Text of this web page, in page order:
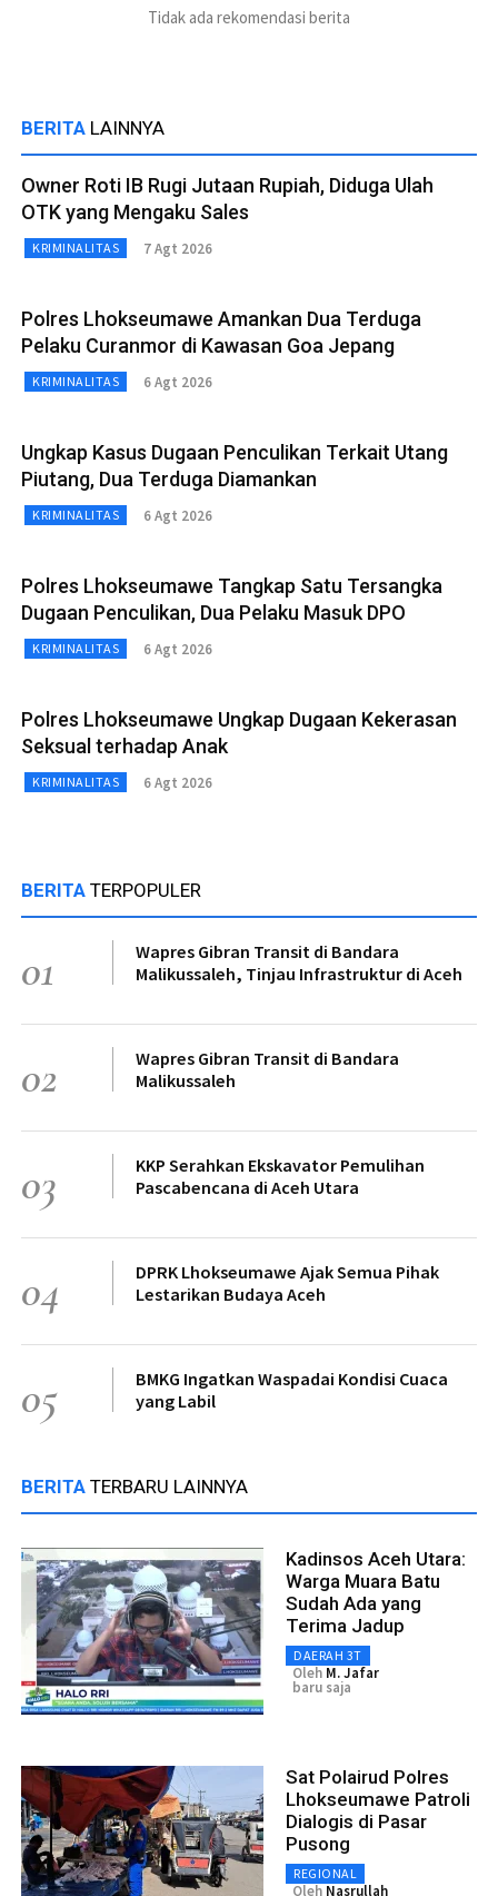
Tidak ada rekomendasi berita
BERITA LAINNYA
Owner Roti IB Rugi Jutaan Rupiah, Diduga Ulah
OTK yang Mengaku Sales
KRIMINALITAS 7 Agt 2026
Polres Lhokseumawe Amankan Dua Terduga
Pelaku Curanmor di Kawasan Goa Jepang
KRIMINALITAS 6 Agt 2026
Ungkap Kasus Dugaan Penculikan Terkait Utang
Piutang, Dua Terduga Diamankan
KRIMINALITAS 6 Agt 2026
Polres Lhokseumawe Tangkap Satu Tersangka
Dugaan Penculikan, Dua Pelaku Masuk DPO
KRIMINALITAS 6 Agt 2026
Polres Lhokseumawe Ungkap Dugaan Kekerasan
Seksual terhadap Anak
KRIMINALITAS 6 Agt 2026
BERITA TERPOPULER
01
Wapres Gibran Transit di Bandara
Malikussaleh, Tinjau Infrastruktur di Aceh
02
Wapres Gibran Transit di Bandara
Malikussaleh
03
KKP Serahkan Ekskavator Pemulihan
Pascabencana di Aceh Utara
04
DPRK Lhokseumawe Ajak Semua Pihak
Lestarikan Budaya Aceh
05
BMKG Ingatkan Waspadai Kondisi Cuaca
yang Labil
BERITA TERBARU LAINNYA
Kadinsos Aceh Utara:
Warga Muara Batu
Sudah Ada yang
Terima Jadup
DAERAH 3T
Oleh M. Jafar
baru saja
Sat Polairud Polres
Lhokseumawe Patroli
Dialogis di Pasar
Pusong
REGIONAL
Oleh Nasrullah